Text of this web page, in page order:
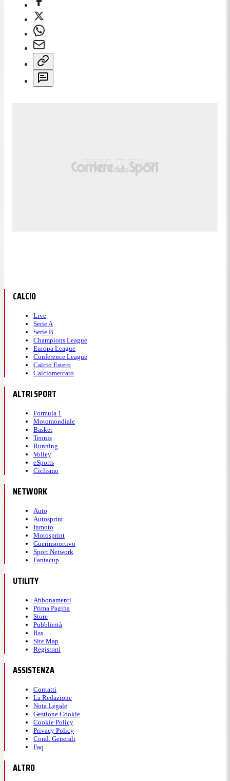
CALCIO
Live
Serie A
Serie B
Champions League
Europa League
Conference League
Calcio Estero
Calciomercato
ALTRI SPORT
Formula 1
Motomondiale
Basket
Tennis
Running
Volley
eSports
Ciclismo
NETWORK
Auto
Autosprint
Inmoto
Motosprint
Guerinsportivo
Sport Network
Fantacup
UTILITY
Abbonamenti
Prima Pagina
Store
Pubblicità
Rss
Site Map
Registrati
ASSISTENZA
Contatti
La Redazione
Nota Legale
Gestione Cookie
Cookie Policy
Privacy Policy
Cond. Generali
Faq
ALTRO